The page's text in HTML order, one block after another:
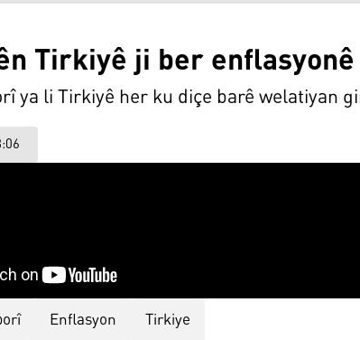
Tirkiyê ji ber
ya li Tirkiyê her ku diçe barê welatiyan
Enflasyon Tirkiye